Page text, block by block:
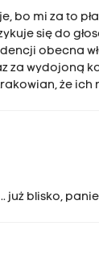
bo mi za to
się do
obecna
za wydojoną
że ich
już blisko,